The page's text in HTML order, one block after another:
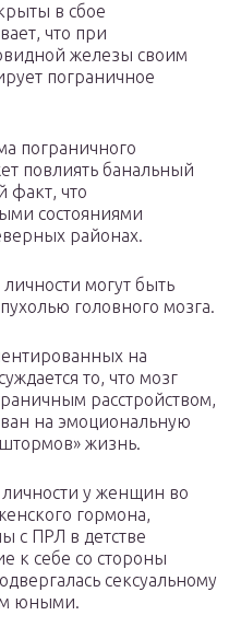
в сбое
что при
железы своим
пограничное
пограничного
повлиять банальный
факт, что
состояниями
районах.
могут быть
головного мозга.
на
то, что мозг
расстройством,
на эмоциональную
жизнь.
личности у женщин во
гормона,
с ПРЛ в детстве
к себе со стороны
сексуальному
юными.